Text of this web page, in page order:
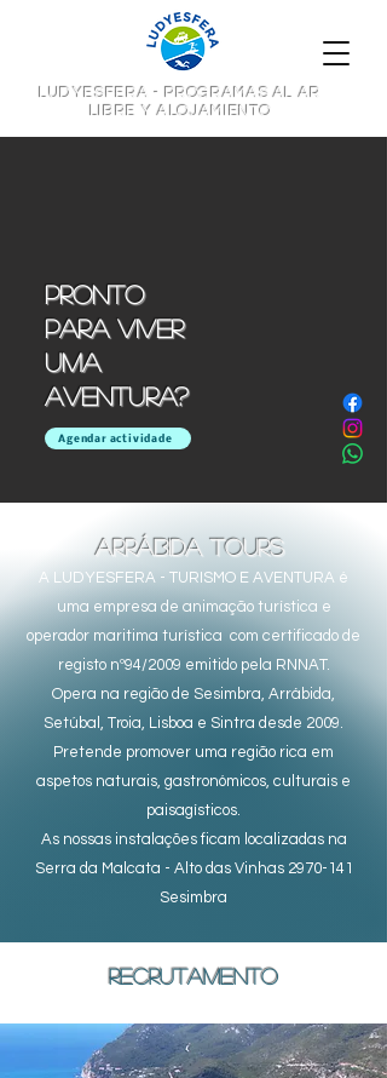
LUDYESFERA - PROGRAMAS AL AR
LIBRE Y ALOJAMIENTO
Pronto
para viver
uma
aventura?
Agendar actividade
Arrábida Tours
A LUDYESFERA - TURISMO E AVENTURA é
uma empresa de animação turística e
operador maritima turística com certificado de
registo nº94/2009 emitido pela RNNAT.
Opera na região de Sesimbra, Arrábida,
Setúbal, Troia, Lisboa e Sintra desde 2009.
Pretende promover uma região rica em
aspetos naturais, gastronómicos, culturais e
paisagísticos.
As nossas instalações ficam localizadas na
Serra da Malcata - Alto das Vinhas 2970-141
Sesimbra
RECRUTAMENTO